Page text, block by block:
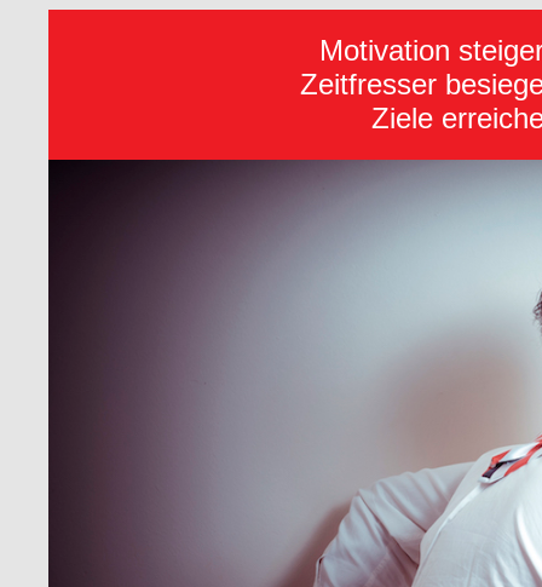
Motivation
Zeitfresser
Ziele